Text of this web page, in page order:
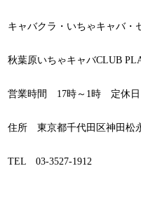
キャバクラ・いちゃキャバ・
秋葉原いちゃキャバCLUB
営業時間 17時～1時 定休
住所 東京都千代田区神田松
TEL 03-3527-1912